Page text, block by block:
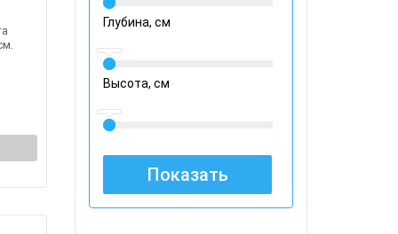
Глубина, см
Высота, см